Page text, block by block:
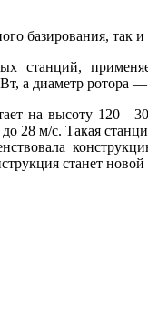
базирования, так и
станций,
а диаметр ротора —
на высоту
28 м/с. Такая
станет